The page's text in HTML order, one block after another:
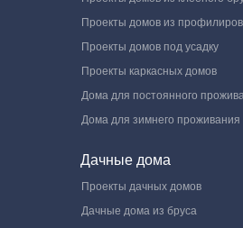
Проекты домов из
Проекты домов под усадку
Проекты каркасных домов
Дома для постоянного
Дома для зимнего проживания
Дачные дома
Проекты дачных домов
Дачные дома из бруса